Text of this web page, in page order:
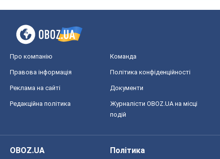
Про компанію Команда
Правова інформація Політика конфіденційності
Реклама на сайті Документи
Редакційна політика
Журналісти OBOZ.UA на місці
подій
OBOZ.UA
Політика